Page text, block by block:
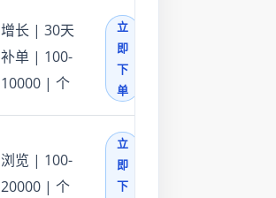
增长 | 30天
补单 | 100-
10000 | 个
立
即
下
单
浏览 | 100-
20000 | 个
立
即
下